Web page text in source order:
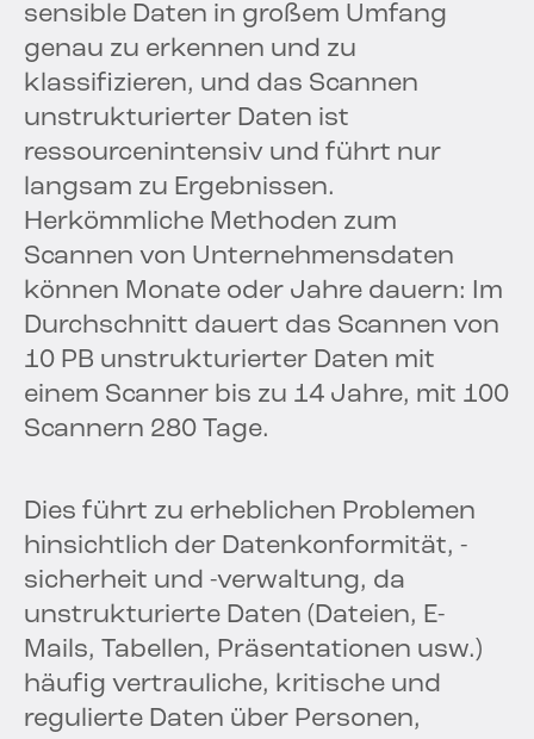
sensible Daten in großem Umfang
genau zu erkennen und zu
klassifizieren, und das Scannen
unstrukturierter Daten ist
ressourcenintensiv und führt nur
langsam zu Ergebnissen.
Herkömmliche Methoden zum
Scannen von Unternehmensdaten
können Monate oder Jahre dauern: Im
Durchschnitt dauert das Scannen von
10 PB unstrukturierter Daten mit
einem Scanner bis zu 14 Jahre, mit 100
Scannern 280 Tage.
Dies führt zu erheblichen Problemen
hinsichtlich der Datenkonformität, -
sicherheit und -verwaltung, da
unstrukturierte Daten (Dateien, E-
Mails, Tabellen, Präsentationen usw.)
häufig vertrauliche, kritische und
regulierte Daten über Personen,